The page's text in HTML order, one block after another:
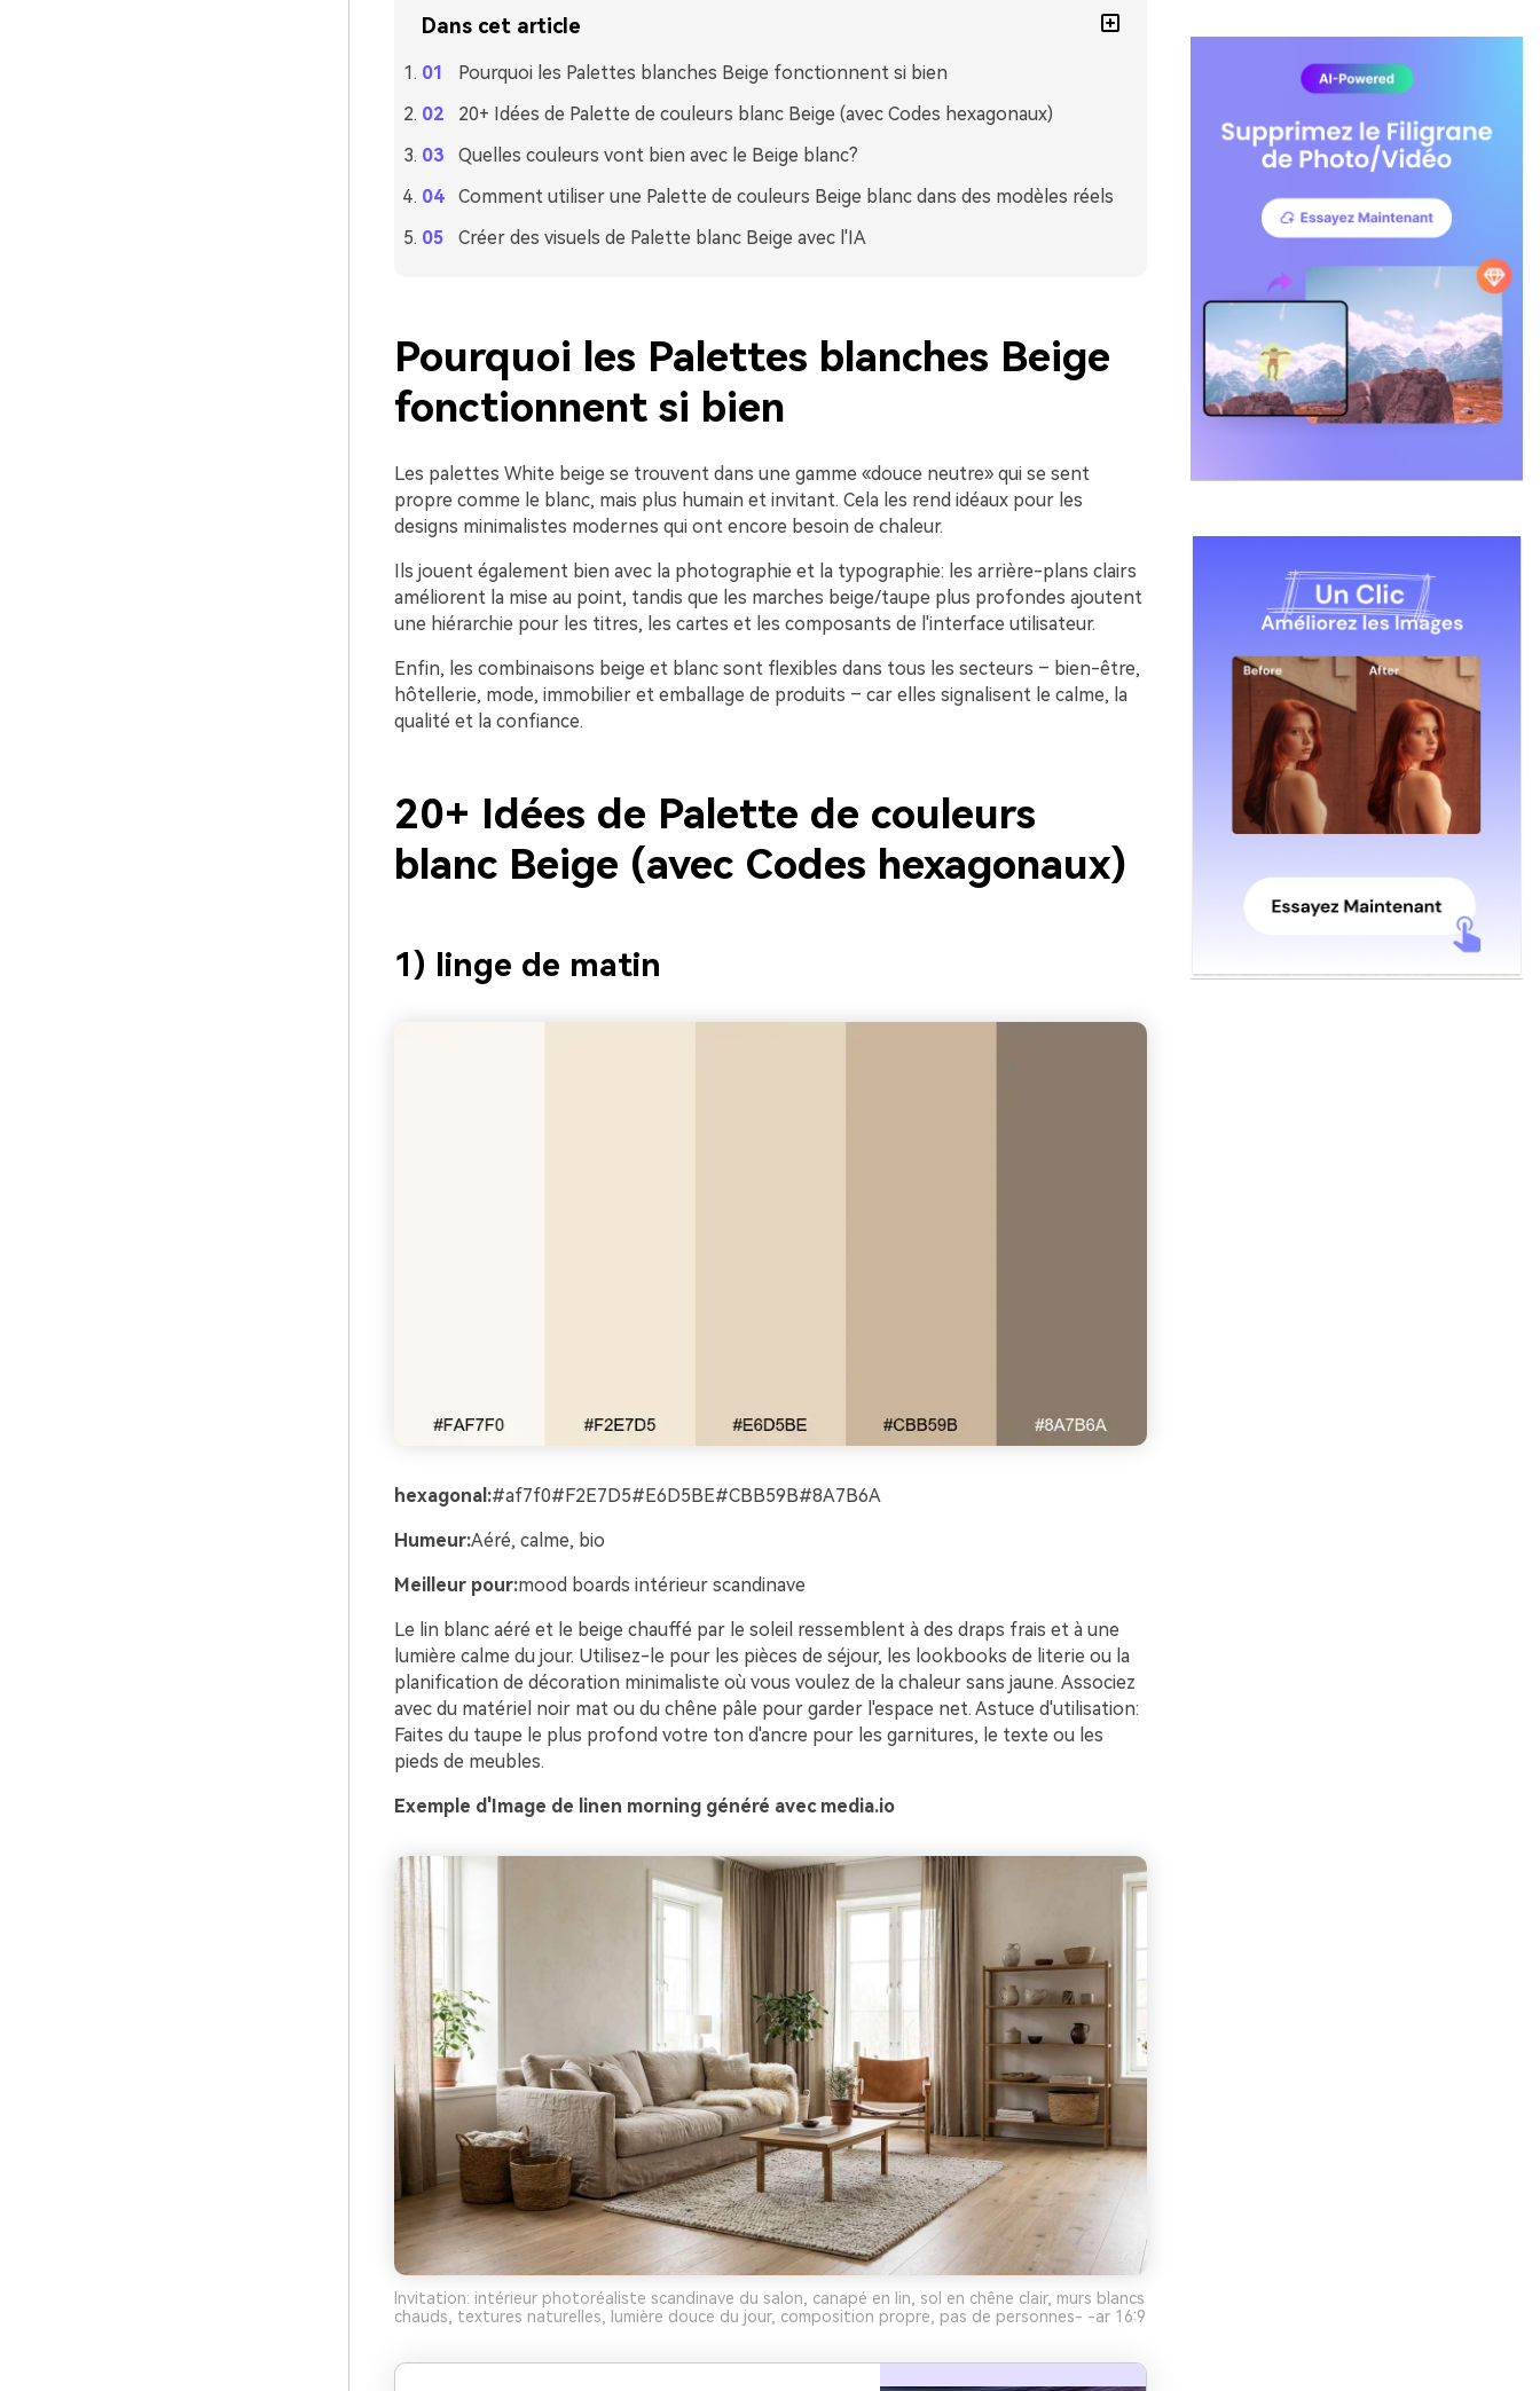
Dans cet article
Pourquoi les Palettes blanches Beige fonctionnent si bien
20+ Idées de Palette de couleurs blanc Beige (avec Codes hexagonaux)
Quelles couleurs vont bien avec le Beige blanc?
Comment utiliser une Palette de couleurs Beige blanc dans des modèles réels
Créer des visuels de Palette blanc Beige avec l'IA
Pourquoi les Palettes blanches Beige
fonctionnent si bien
Les palettes White beige se trouvent dans une gamme «douce neutre» qui se sent
propre comme le blanc, mais plus humain et invitant. Cela les rend idéaux pour les
designs minimalistes modernes qui ont encore besoin de chaleur.
Ils jouent également bien avec la photographie et la typographie: les arrière-plans clairs
améliorent la mise au point, tandis que les marches beige/taupe plus profondes ajoutent
une hiérarchie pour les titres, les cartes et les composants de l'interface utilisateur.
Enfin, les combinaisons beige et blanc sont flexibles dans tous les secteurs – bien-être,
hôtellerie, mode, immobilier et emballage de produits – car elles signalisent le calme, la
qualité et la confiance.
20+ Idées de Palette de couleurs
blanc Beige (avec Codes hexagonaux)
1) linge de matin
hexagonal:#af7f0#F2E7D5#E6D5BE#CBB59B#8A7B6A
Humeur:Aéré, calme, bio
Meilleur pour:mood boards intérieur scandinave
Le lin blanc aéré et le beige chauffé par le soleil ressemblent à des draps frais et à une
lumière calme du jour. Utilisez-le pour les pièces de séjour, les lookbooks de literie ou la
planification de décoration minimaliste où vous voulez de la chaleur sans jaune. Associez
avec du matériel noir mat ou du chêne pâle pour garder l'espace net. Astuce d'utilisation:
Faites du taupe le plus profond votre ton d'ancre pour les garnitures, le texte ou les
pieds de meubles.
Exemple d'Image de linen morning généré avec media.io
Invitation: intérieur photoréaliste scandinave du salon, canapé en lin, sol en chêne clair, murs blancs
chauds, textures naturelles, lumière douce du jour, composition propre, pas de personnes- -ar 16:9